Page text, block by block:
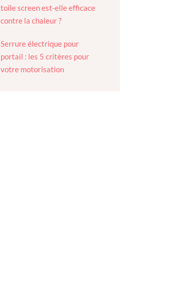
toile screen est-elle efficace
contre la chaleur ?
Serrure électrique pour
portail : les 5 critères pour
votre motorisation